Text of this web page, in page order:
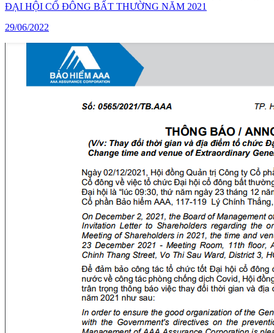
ĐẠI HỘI CỔ ĐÔNG BẤT THƯỜNG NĂM 2021
29/06/2022